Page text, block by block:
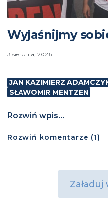
Wyjaśnijmy
3 sierpnia, 2026
JAN KAZIMIERZ
SŁAWOMIR MENTZEN
Rozwiń wpis...
Rozwiń komentarze (1)
Załaduj